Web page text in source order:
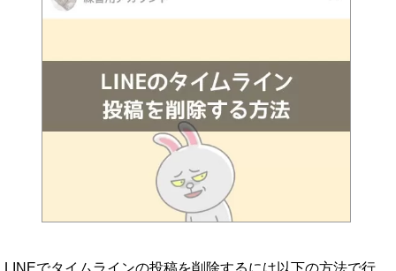
LINEでタイムラインの投稿を削除するには以下の方法で行